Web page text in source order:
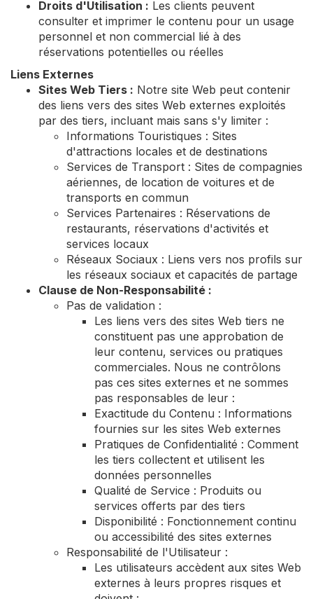
Droits d'Utilisation : Les clients peuvent
consulter et imprimer le contenu pour un usage
personnel et non commercial lié à des
réservations potentielles ou réelles
Liens Externes
Sites Web Tiers : Notre site Web peut contenir
des liens vers des sites Web externes exploités
par des tiers, incluant mais sans s'y limiter :
Informations Touristiques : Sites
d'attractions locales et de destinations
Services de Transport : Sites de compagnies
aériennes, de location de voitures et de
transports en commun
Services Partenaires : Réservations de
restaurants, réservations d'activités et
services locaux
Réseaux Sociaux : Liens vers nos profils sur
les réseaux sociaux et capacités de partage
Clause de Non-Responsabilité :
Pas de validation :
Les liens vers des sites Web tiers ne
constituent pas une approbation de
leur contenu, services ou pratiques
commerciales. Nous ne contrôlons
pas ces sites externes et ne sommes
pas responsables de leur :
Exactitude du Contenu : Informations
fournies sur les sites Web externes
Pratiques de Confidentialité : Comment
les tiers collectent et utilisent les
données personnelles
Qualité de Service : Produits ou
services offerts par des tiers
Disponibilité : Fonctionnement continu
ou accessibilité des sites externes
Responsabilité de l'Utilisateur :
Les utilisateurs accèdent aux sites Web
externes à leurs propres risques et